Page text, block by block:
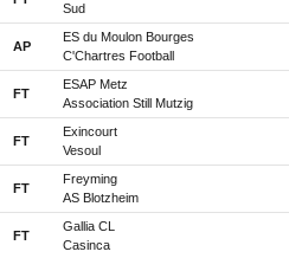
Sud
AP
ES du Moulon Bourges
C'Chartres Football
FT
ESAP Metz
Association Still Mutzig
FT
Exincourt
Vesoul
FT
Freyming
AS Blotzheim
FT
Gallia CL
Casinca